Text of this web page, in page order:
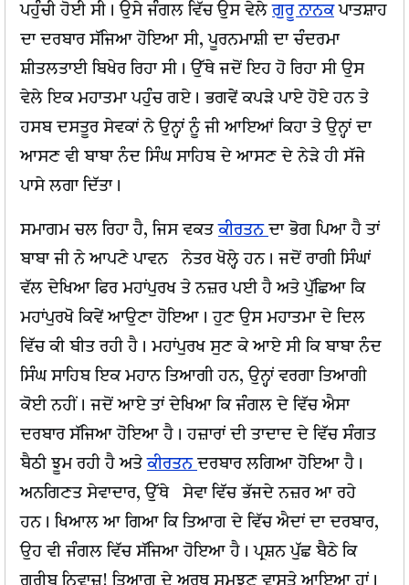
ਪਹੁੰਚੀ ਹੋਈ ਸੀ। ਉਸੇ ਜੰਗਲ ਵਿੱਚ ਉਸ ਵੇਲੇਗੁਰੂ ਨਾਨਕਪਾਤਸ਼ਾਹ
ਦਾ ਦਰਬਾਰ ਸੱਜਿਆ ਹੋਇਆ ਸੀ, ਪੂਰਨਮਾਸ਼ੀ ਦਾ ਚੰਦਰਮਾ
ਸ਼ੀਤਲਤਾਈ ਬਿਖੇਰ ਰਿਹਾ ਸੀ। ਉੱਥੇ ਜਦੋਂ ਇਹ ਹੋ ਰਿਹਾ ਸੀ ਉਸ
ਵੇਲੇ ਇਕ ਮਹਾਤਮਾ ਪਹੁੰਚ ਗਏ। ਭਗਵੇਂ ਕਪੜੇ ਪਾਏ ਹੋਏ ਹਨ ਤੇ
ਹਸਬ ਦਸਤੂਰ ਸੇਵਕਾਂ ਨੇ ਉਨ੍ਹਾਂ ਨੂੰ ਜੀ ਆਇਆਂ ਕਿਹਾ ਤੇ ਉਨ੍ਹਾਂ ਦਾ
ਆਸਣ ਵੀ ਬਾਬਾ ਨੰਦ ਸਿੰਘ ਸਾਹਿਬ ਦੇ ਆਸਣ ਦੇ ਨੇੜੇ ਹੀ ਸੱਜੇ
ਪਾਸੇ ਲਗਾ ਦਿੱਤਾ।
ਸਮਾਗਮ ਚਲ ਰਿਹਾ ਹੈ, ਜਿਸ ਵਕਤਕੀਰਤਨ ਦਾ ਭੋਗ ਪਿਆ ਹੈ ਤਾਂ
ਬਾਬਾ ਜੀ ਨੇ ਆਪਣੇ ਪਾਵਨ ਨੇਤਰ ਖੋਲ੍ਹੇ ਹਨ। ਜਦੋਂ ਰਾਗੀ ਸਿੰਘਾਂ
ਵੱਲ ਦੇਖਿਆ ਫਿਰ ਮਹਾਂਪੁਰਖ ਤੇ ਨਜ਼ਰ ਪਈ ਹੈ ਅਤੇ ਪੁੱਛਿਆ ਕਿ
ਮਹਾਂਪੁਰਖੋ ਕਿਵੇਂ ਆਉਣਾ ਹੋਇਆ। ਹੁਣ ਉਸ ਮਹਾਤਮਾ ਦੇ ਦਿਲ
ਵਿੱਚ ਕੀ ਬੀਤ ਰਹੀ ਹੈ। ਮਹਾਂਪੁਰਖ ਸੁਣ ਕੇ ਆਏ ਸੀ ਕਿ ਬਾਬਾ ਨੰਦ
ਸਿੰਘ ਸਾਹਿਬ ਇਕ ਮਹਾਨ ਤਿਆਗੀ ਹਨ, ਉਨ੍ਹਾਂ ਵਰਗਾ ਤਿਆਗੀ
ਕੋਈ ਨਹੀਂ। ਜਦੋਂ ਆਏ ਤਾਂ ਦੇਖਿਆ ਕਿ ਜੰਗਲ ਦੇ ਵਿੱਚ ਐਸਾ
ਦਰਬਾਰ ਸੱਜਿਆ ਹੋਇਆ ਹੈ। ਹਜ਼ਾਰਾਂ ਦੀ ਤਾਦਾਦ ਦੇ ਵਿੱਚ ਸੰਗਤ
ਬੈਠੀ ਝੂਮ ਰਹੀ ਹੈ ਅਤੇਕੀਰਤਨ ਦਰਬਾਰ ਲਗਿਆ ਹੋਇਆ ਹੈ।
ਅਨਗਿਣਤ ਸੇਵਾਦਾਰ, ਉੱਥੇ ਸੇਵਾ ਵਿੱਚ ਭੱਜਦੇ ਨਜ਼ਰ ਆ ਰਹੇ
ਹਨ। ਖਿਆਲ ਆ ਗਿਆ ਕਿ ਤਿਆਗ ਦੇ ਵਿੱਚ ਐਦਾਂ ਦਾ ਦਰਬਾਰ,
ਉਹ ਵੀ ਜੰਗਲ ਵਿੱਚ ਸੱਜਿਆ ਹੋਇਆ ਹੈ। ਪ੍ਰਸ਼ਨ ਪੁੱਛ ਬੈਠੇ ਕਿ